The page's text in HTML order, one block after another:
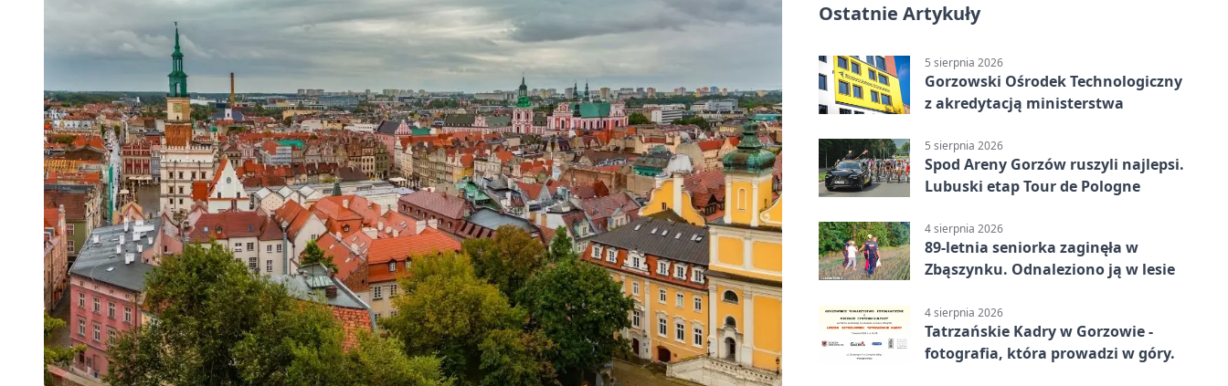
Ostatnie Artykuły
5 sierpnia 2026
Gorzowski Ośrodek Technologiczny
z akredytacją ministerstwa
5 sierpnia 2026
Spod Areny Gorzów ruszyli najlepsi.
Lubuski etap Tour de Pologne
4 sierpnia 2026
89-letnia seniorka zaginęła w
Zbąszynku. Odnaleziono ją w lesie
4 sierpnia 2026
Tatrzańskie Kadry w Gorzowie -
fotografia, która prowadzi w góry.